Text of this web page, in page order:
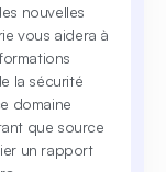
nouvelles
vous aidera à
la sécurité
domaine
que source
un rapport